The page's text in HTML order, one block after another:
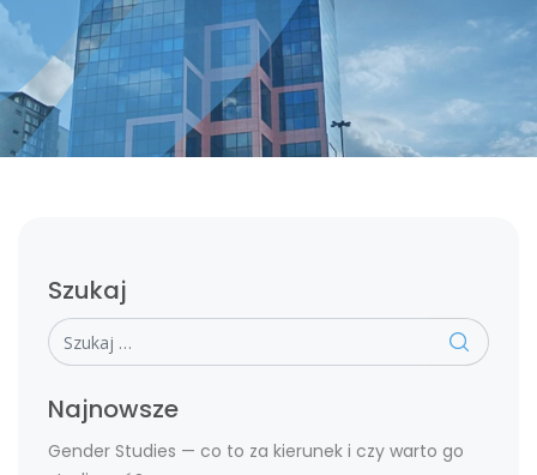
Szukaj
Szukaj
Najnowsze
Gender Studies — co to za kierunek i czy warto go